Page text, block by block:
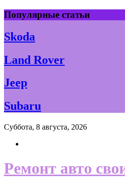
Skip
to
content
Популярные статьи
Skoda
Land Rover
Jeep
Subaru
Суббота, 8 августа, 2026
Ремонт авто